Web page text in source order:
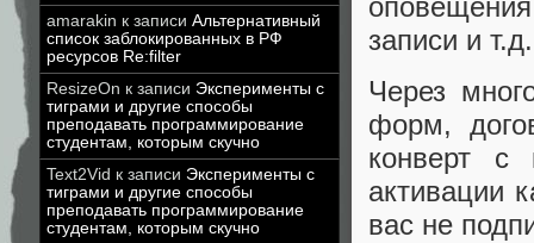
amarakin к записи Альтернативный
список заблокированных в РФ
ресурсов Re:filter
ResizeOn к записи Эксперименты с
тиграми и другие способы
преподавать программирование
студентам, которым скучно
Text2Vid к записи Эксперименты с
тиграми и другие способы
преподавать программирование
студентам, которым скучно
записи и
Через
форм,
конверт с
активации
вас не